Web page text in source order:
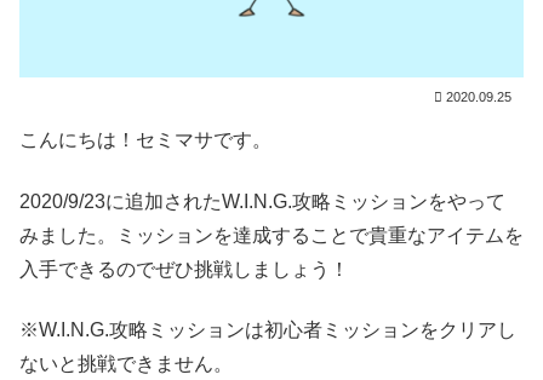
2020.09.25
こんにちは！セミマサです。
2020/9/23に追加されたW.I.N.G.攻略ミッションをやって
みました。ミッションを達成することで貴重なアイテムを
入手できるのでぜひ挑戦しましょう！
※W.I.N.G.攻略ミッションは初心者ミッションをクリアし
ないと挑戦できません。